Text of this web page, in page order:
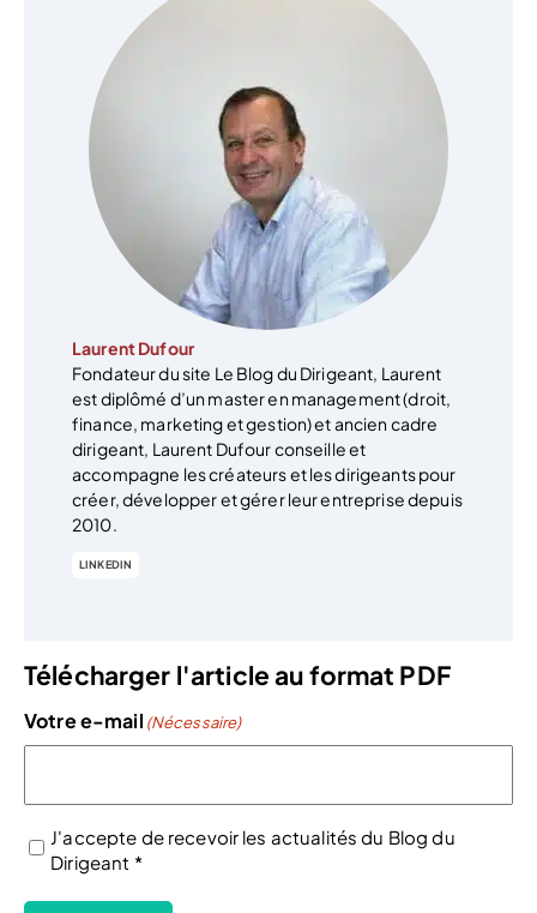
Laurent Dufour
Fondateur du site Le Blog du Dirigeant, Laurent
est diplômé d’un master en management (droit,
finance, marketing et gestion) et ancien cadre
dirigeant, Laurent Dufour conseille et
accompagne les créateurs et les dirigeants pour
créer, développer et gérer leur entreprise depuis
2010.
LINKEDIN
Télécharger l'article au format PDF
Votre e-mail (Nécessaire)
(Nécessaire)
J'accepte de recevoir les actualités du Blog du
Dirigeant *